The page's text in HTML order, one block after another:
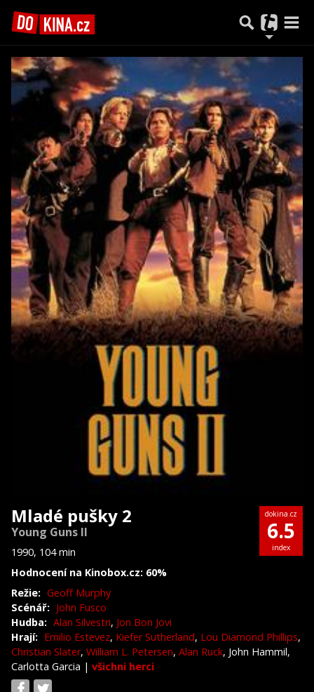
Mladé pušky 2
Young Guns II
1990, 104 min
Hodnocení na Kinobox.cz: 60%
dokina.cz
6.5
index
Režie: Geoff Murphy
Scénář: John Fusco
Hudba: Alan Silvestri, Jon Bon Jovi
Hrají: Emilio Estevez, Kiefer Sutherland, Lou Diamond Phillips,
Christian Slater, William L. Petersen, Alan Ruck, John Hammil,
Carlotta Garcia | všichni herci